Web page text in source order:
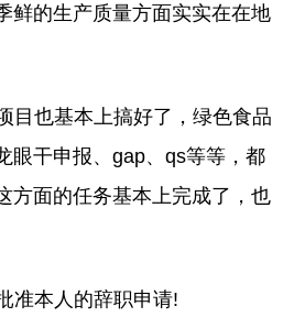
鲜的生产质量方面实实在在地
目也基本上搞好了，绿色食品
眼干申报、gap、qs等等，都
方面的任务基本上完成了，也
准本人的辞职申请!